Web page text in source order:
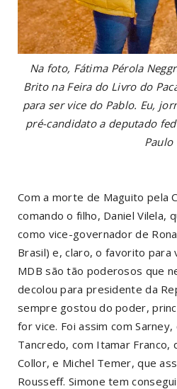
Na foto, Fátima Pérola
Brito na Feira do Livro do
para ser vice do Pablo. Eu,
pré-candidato a deputado
Paulo
Com a morte de Maguito pela
comando o filho, Daniel Vilela,
como vice-governador de
Brasil) e, claro, o favorito para
MDB são tão poderosos que
decolou para presidente da
sempre gostou do poder,
for vice. Foi assim com
Tancredo, com Itamar Franco,
Collor, e Michel Temer, que
Rousseff. Simone tem